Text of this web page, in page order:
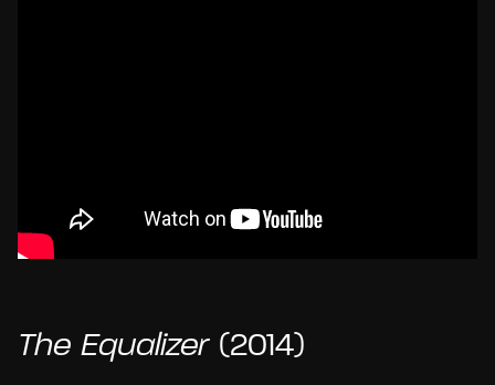
The Equalizer(2014)